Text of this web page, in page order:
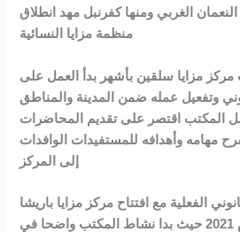
الغربي ومنها كفرنبل مهد انطلاق
منظمة مزايا النسائية
مزايا سلقين بأشهر بدأ العمل على
وتفعيل عمله ضمن المدينة والمناطق
المكتب اقتصر على تقديم المحاضرات
مهامه وأهدافه للمستفيدات الوافدات
إلى المركز
الفعلية مع افتتاح مركز مزايا باريشا
في الشهر الأول من عام 2021 حيث بدا نشاط المكتب واضحا في